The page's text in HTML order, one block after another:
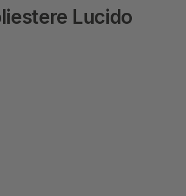
Lucido